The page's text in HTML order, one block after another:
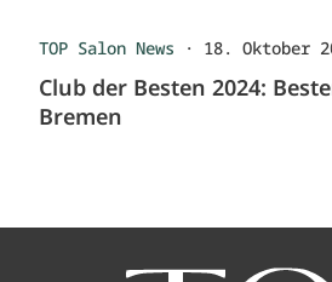
TOP Salon News · 18. Oktober
Club der Besten 2024:
Bremen